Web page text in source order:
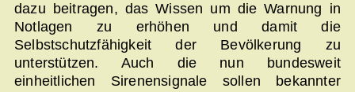
dazu beitragen, das Wissen um die Warnung in
Notlagen zu erhöhen und damit die
Selbstschutzfähigkeit der Bevölkerung zu
unterstützen. Auch die nun bundesweit
einheitlichen Sirenensignale sollen bekannter